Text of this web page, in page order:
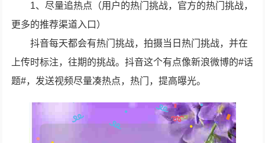
1、尽量追热点（用户的热门挑战，官方的热门挑战，
更多的推荐渠道入口）
抖音每天都会有热门挑战，拍摄当日热门挑战，并在
上传时标注，往期的挑战。抖音这个有点像新浪微博的#话
题#，发送视频尽量凑热点，热门，提高曝光。